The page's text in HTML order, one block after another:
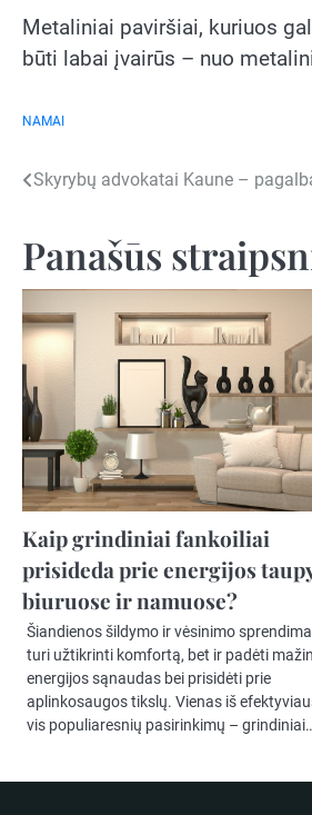
Metaliniai paviršiai, kuriuos
būti labai įvairūs – nuo
NAMAI
Navigacija
įrašų
Skyrybų advokatai Kaune –
Panašūs
Kaip grindiniai fankoiliai
prisideda prie energijos
biuruose ir namuose?
Šiandienos šildymo ir vėsinimo
turi užtikrinti komfortą, bet ir padėti
energijos sąnaudas bei prisidėti prie
aplinkosaugos tikslų. Vienas iš
vis populiaresnių pasirinkimų –